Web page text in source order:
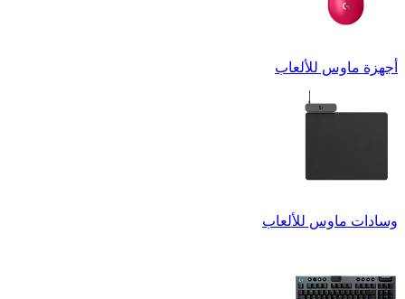
أجهزة ماوس للألعاب
وسادات ماوس للألعاب